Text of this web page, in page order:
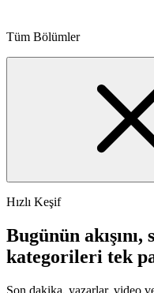
Tüm Bölümler
Hızlı Keşif
Bugünün
kategorileri tek
Son dakika, yazarlar, video